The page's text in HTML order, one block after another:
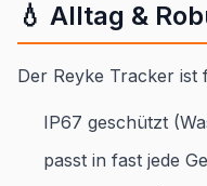
💧 Alltag &
Der Reyke Tracker
IP67 geschützt
passt in fast jede